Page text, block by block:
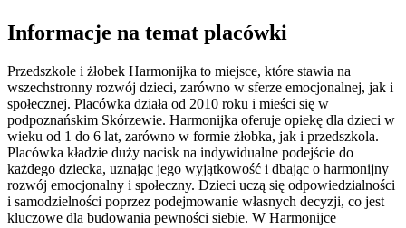
Informacje na temat placówki
Przedszkole i żłobek Harmonijka to miejsce, które stawia na
wszechstronny rozwój dzieci, zarówno w sferze emocjonalnej, jak i
społecznej. Placówka działa od 2010 roku i mieści się w
podpoznańskim Skórzewie. Harmonijka oferuje opiekę dla dzieci w
wieku od 1 do 6 lat, zarówno w formie żłobka, jak i przedszkola.
Placówka kładzie duży nacisk na indywidualne podejście do
każdego dziecka, uznając jego wyjątkowość i dbając o harmonijny
rozwój emocjonalny i społeczny. Dzieci uczą się odpowiedzialności
i samodzielności poprzez podejmowanie własnych decyzji, co jest
kluczowe dla budowania pewności siebie. W Harmonijce